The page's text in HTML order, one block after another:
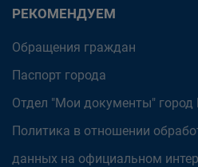
РЕКОМЕНДУЕМ
Обращения граждан
Паспорт города
Отдел "Мои документы" город
Политика в отношении
данных на официальном